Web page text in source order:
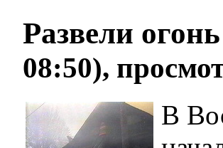
Развели
08:50),
В